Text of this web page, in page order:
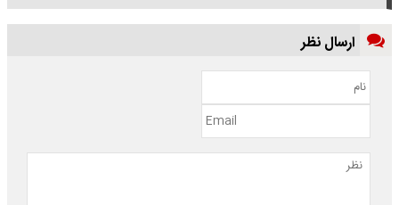
ارسال نظر